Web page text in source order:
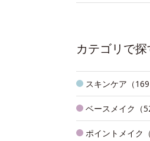
カテゴリで探
スキンケア（169
ベースメイク（
ポイントメイク（